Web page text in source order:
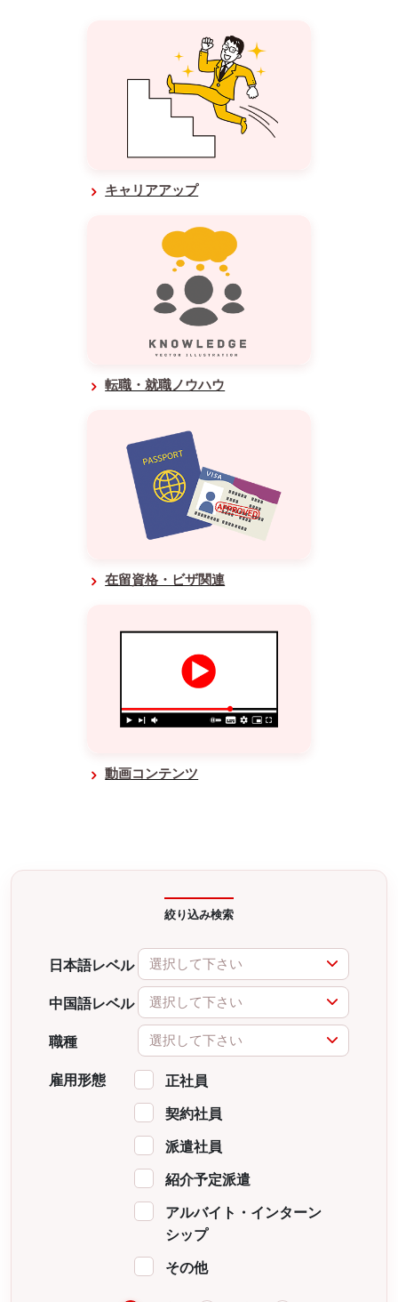
キャリアアップ
転職・就職ノウハウ
在留資格・ビザ関連
動画コンテンツ
絞り込み検索
日本語レベル 選択して下さい
中国語レベル 選択して下さい
職種 選択して下さい
雇用形態 正社員
契約社員
派遣社員
紹介予定派遣
アルバイト・インターン
シップ
その他